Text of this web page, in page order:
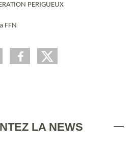
PERIGUEUX
FFN
LA NEWS